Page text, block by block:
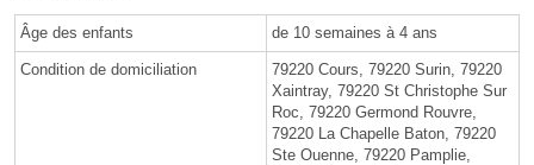
Âge des enfants de 10 semaines à 4 ans
Condition de domiciliation
79220 Cours, 79220 Surin, 79220
Xaintray, 79220 St Christophe Sur
Roc, 79220 Germond Rouvre,
79220 La Chapelle Baton, 79220
Ste Ouenne, 79220 Pamplie,